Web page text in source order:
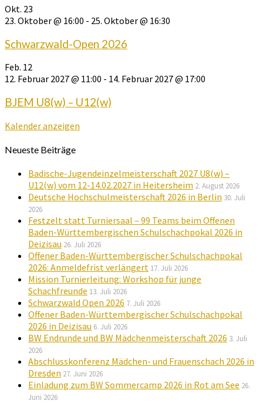
Okt. 23
23. Oktober @ 16:00 - 25. Oktober @ 16:30
Schwarzwald-Open 2026
Feb. 12
12. Februar 2027 @ 11:00 - 14. Februar 2027 @ 17:00
BJEM U8(w) – U12(w)
Kalender anzeigen
Neueste Beiträge
Badische-Jugendeinzelmeisterschaft 2027 U8(w) –
U12(w) vom 12-14.02.2027 in Heitersheim 2. August 2026
Deutsche Hochschulmeisterschaft 2026 in Berlin 30. Juli
2026
Festzelt statt Turniersaal – 99 Teams beim Offenen
Baden-Württembergischen Schulschachpokal 2026 in
Deizisau 26. Juli 2026
Offener Baden-Württembergischer Schulschachpokal
2026: Anmeldefrist verlängert 17. Juli 2026
Mission Turnierleitung: Workshop für junge
Schachfreunde 13. Juli 2026
Schwarzwald Open 2026 7. Juli 2026
Offener Baden-Württembergischer Schulschachpokal
2026 in Deizisau 6. Juli 2026
BW Endrunde und BW Mädchenmeisterschaft 2026 3. Juli
2026
Abschlusskonferenz Mädchen- und Frauenschach 2026 in
Dresden 27. Juni 2026
Einladung zum BW Sommercamp 2026 in Rot am See 26.
Juni 2026